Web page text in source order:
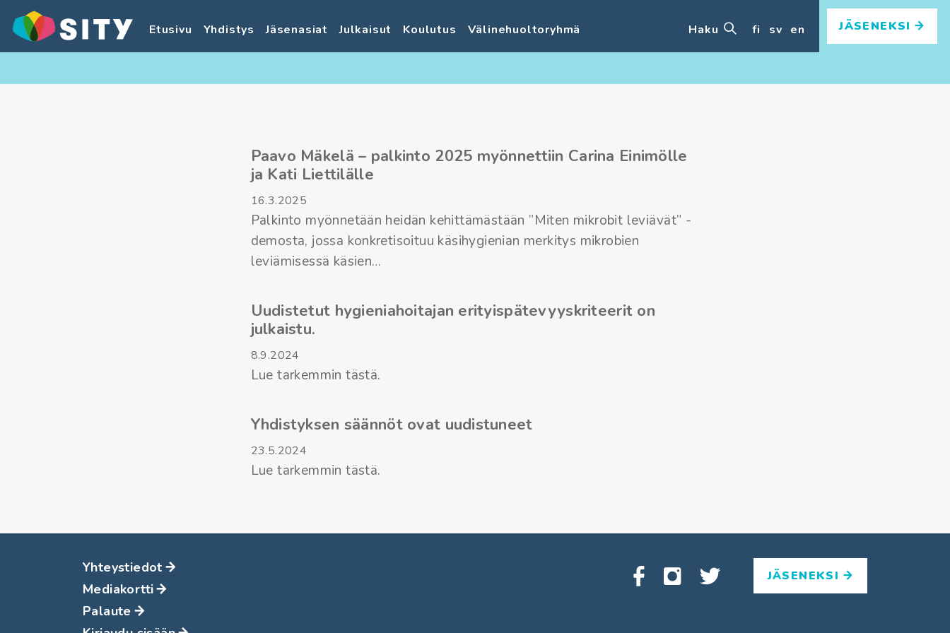
Etusivu Yhdistys Jäsenasiat Julkaisut Koulutus Välinehuoltoryhmä Haku fi sv en JÄSENEKSI
Paavo Mäkelä – palkinto 2025 myönnettiin Carina Einimölle
ja Kati Liettilälle
16.3.2025
Palkinto myönnetään heidän kehittämästään ”Miten mikrobit leviävät” -
demosta, jossa konkretisoituu käsihygienian merkitys mikrobien
leviämisessä käsien…
Uudistetut hygieniahoitajan erityispätevyyskriteerit on
julkaistu.
8.9.2024
Lue tarkemmin tästä.
Yhdistyksen säännöt ovat uudistuneet
23.5.2024
Lue tarkemmin tästä.
Yhteystiedot
Mediakortti
Palaute
JÄSENEKSI